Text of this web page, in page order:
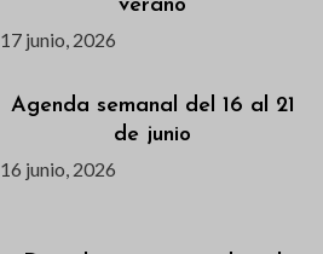
verano
17 junio, 2026
Agenda semanal del 16 al 21
de junio
16 junio, 2026